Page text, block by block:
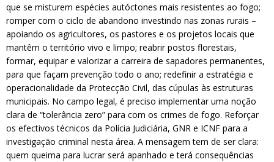
que se misturem espécies autóctones mais resistentes ao fogo;
romper com o ciclo de abandono investindo nas zonas rurais –
apoiando os agricultores, os pastores e os projetos locais que
mantêm o território vivo e limpo; reabrir postos florestais,
formar, equipar e valorizar a carreira de sapadores permanentes,
para que façam prevenção todo o ano; redefinir a estratégia e
operacionalidade da Protecção Civil, das cúpulas às estruturas
municipais. No campo legal, é preciso implementar uma noção
clara de “tolerância zero” para com os crimes de fogo. Reforçar
os efectivos técnicos da Polícia Judiciária, GNR e ICNF para a
investigação criminal nesta área. A mensagem tem de ser clara:
quem queima para lucrar será apanhado e terá consequências